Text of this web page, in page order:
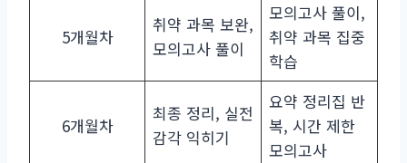
5개월차
취약 과목 보완,
모의고사 풀이
모의고사 풀이,
취약 과목 집중
학습
6개월차
최종 정리, 실전
감각 익히기
요약 정리집 반
복, 시간 제한
모의고사